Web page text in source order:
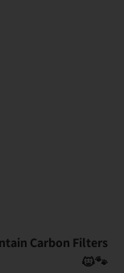
🐾🐱